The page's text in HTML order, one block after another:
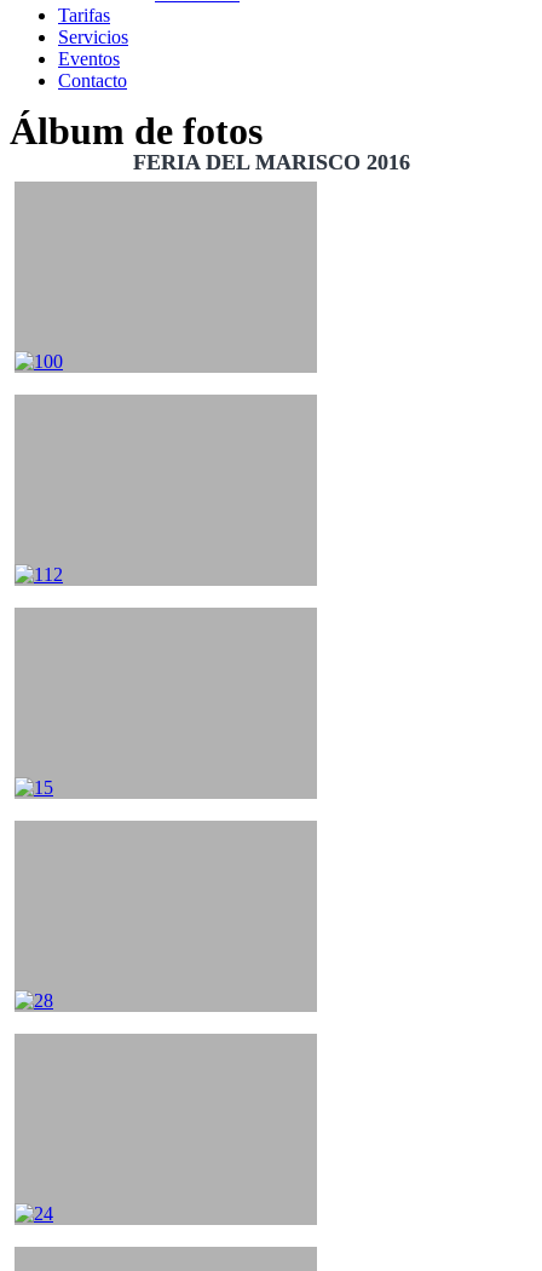
Tarifas
Servicios
Eventos
Contacto
Álbum de fotos
FERIA DEL MARISCO 2016